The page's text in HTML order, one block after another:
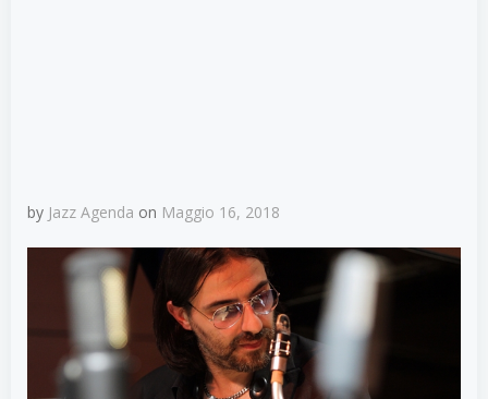
by Jazz Agenda on Maggio 16, 2018